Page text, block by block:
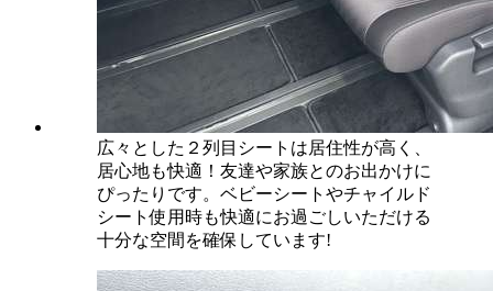
広々とした２列目シートは居住性が高く、
居心地も快適！友達や家族とのお出かけに
ぴったりです。ベビーシートやチャイルド
シート使用時も快適にお過ごしいただける
十分な空間を確保しています!